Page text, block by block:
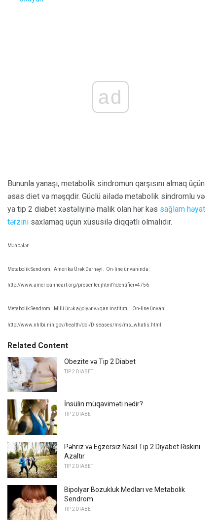
ad
Bununla yanaşı, metabolik sindromun qarşısını almaq üçün
əsas diet və məşqdir. Güclü ailədə metabolik sindromlu və
ya tip 2 diabet xəstəliyinə malik olan hər kəs sağlam həyat
tərzini saxlamaq üçün xüsusilə diqqətli olmalıdır.
Mənbələr
Metabolik Sendrom. Amerika Ürək Dərnəyi. On-line ünvanında:
http://www.americanheart.org/presenter.jhtml?identifier=4756
Metabolik Sendrom. Milli ürək ağciyər və qan İnstitutu. On-line ünvan:
http://www.nhlbi.nih.gov/health/dci/Diseases/ms/ms_whatis.html
Related Content
Obezite və Tip 2 Diabet
TIP 2 DIABET
İnsülin müqaviməti nədir?
TIP 2 DIABET
Pəhriz və Egzersiz Nasıl Tip 2 Diyabet Riskini
Azaltır
TIP 2 DIABET
Bipolyar Bozukluk Medları ve Metabolik
Sendrom
TIP 2 DIABET